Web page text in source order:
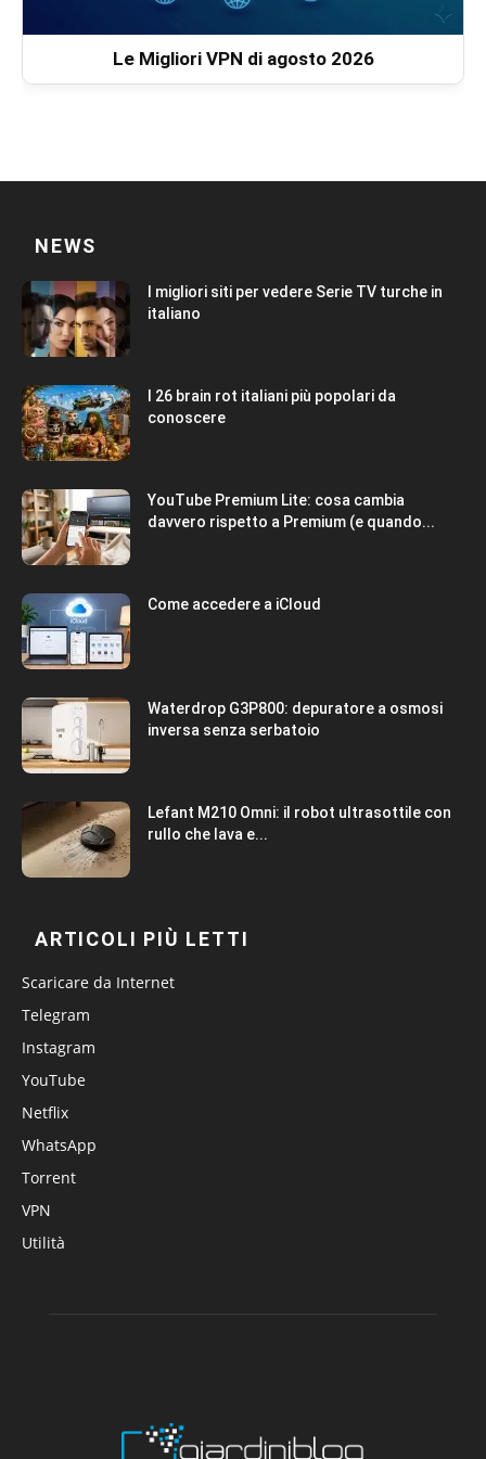
Le Migliori VPN di agosto 2026
NEWS
I migliori siti per vedere Serie TV turche in
italiano
I 26 brain rot italiani più popolari da
conoscere
YouTube Premium Lite: cosa cambia
davvero rispetto a Premium (e quando...
Come accedere a iCloud
Waterdrop G3P800: depuratore a osmosi
inversa senza serbatoio
Lefant M210 Omni: il robot ultrasottile con
rullo che lava e...
ARTICOLI PIÙ LETTI
Scaricare da Internet
Telegram
Instagram
YouTube
Netflix
WhatsApp
Torrent
VPN
Utilità